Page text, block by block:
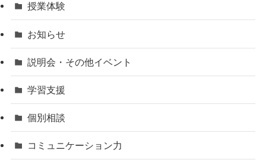
授業体験
お知らせ
説明会・その他イベント
学習支援
個別相談
コミュニケーション力